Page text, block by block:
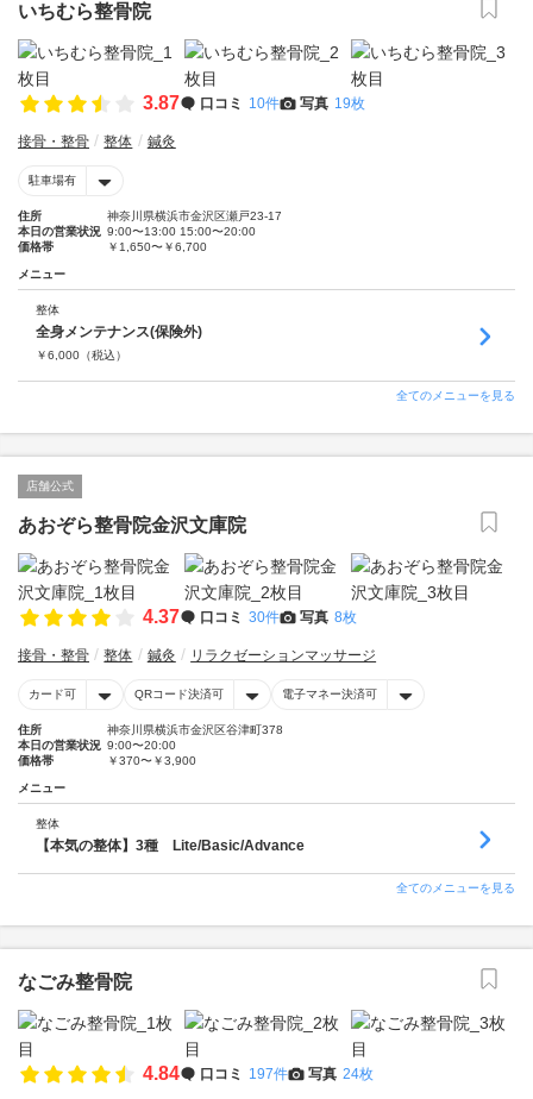
いちむら整骨院
3.87 口コミ 10件 写真 19枚
接骨・整骨 整体 鍼灸
駐車場有
住所
神奈川県横浜市金沢区瀬戸23-17
本日の営業状況 9:00〜13:00 15:00〜20:00
価格帯
￥1,650〜￥6,700
メニュー
整体
全身メンテナンス(保険外)
￥6,000 （税込）
全てのメニューを見る
店舗公式
あおぞら整骨院金沢文庫院
4.37 口コミ 30件 写真 8枚
接骨・整骨 整体 鍼灸 リラクゼーションマッサージ
カード可 QRコード決済可 電子マネー決済可
住所
神奈川県横浜市金沢区谷津町378
本日の営業状況 9:00〜20:00
価格帯
￥370〜￥3,900
メニュー
整体
【本気の整体】3種 Lite/Basic/Advance
全てのメニューを見る
なごみ整骨院
4.84 口コミ 197件 写真 24枚